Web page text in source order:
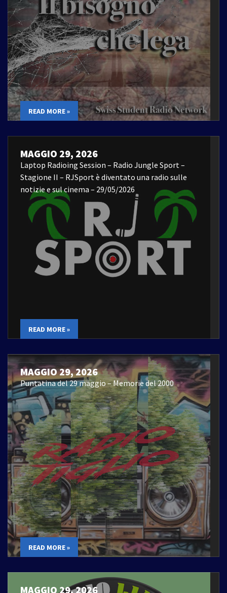
READ MORE »
MAGGIO 29, 2026
Laptop Radioing Session – Radio Jungle Sport –
Stagione II – RJSport è diventato una radio sulle
notizie e sul cinema – 29/05/2026
READ MORE »
MAGGIO 29, 2026
Puntatina del 29 maggio – Memorie del 2000
READ MORE »
MAGGIO 29, 2026